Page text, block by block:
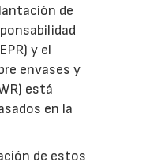
de
y el
envases y
está
en la
de estos